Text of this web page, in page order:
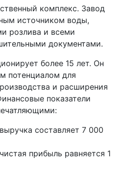
комплекс. Завод
источником воды,
розлива и всеми
документами.
более 15 лет. Он
потенциалом для
и расширения
показатели
составляет 7 000
прибыль равняется 1